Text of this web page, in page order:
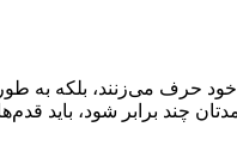
حرف می‌زنند، بلکه به
برابر شود، باید